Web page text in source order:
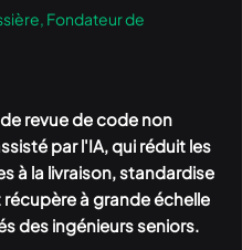
Fondateur de
revue de code non
par l'IA, qui réduit les
à la livraison, standardise
récupère à grande échelle
des ingénieurs seniors.